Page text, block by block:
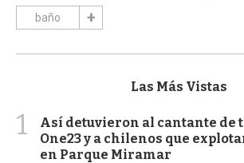
baño
Las Más Vistas
1
Así detuvieron al cantante de
One23 y a chilenos que
en Parque Miramar